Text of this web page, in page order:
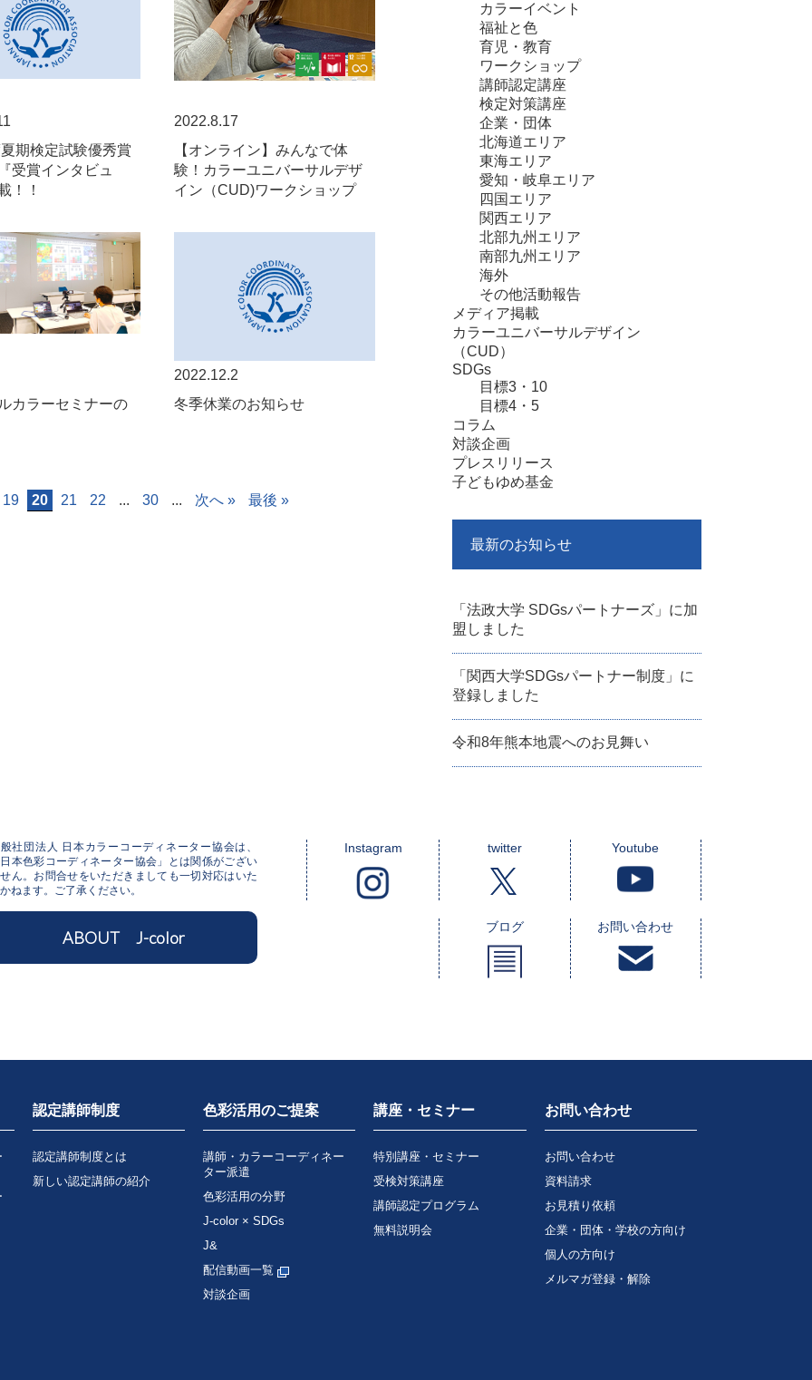
期検定試験優秀賞
受賞インタビュ
！！
2022.8.17
【オンライン】みんなで体
験！カラーユニバーサルデザ
イン（CUD)ワークショップ
カラーセミナーの
2022.12.2
冬季休業のお知らせ
19 20 21 22 ... 30 ... 次へ » 最後 »
カラーイベント
福祉と色
育児・教育
ワークショップ
講師認定講座
検定対策講座
企業・団体
北海道エリア
東海エリア
愛知・岐阜エリア
四国エリア
関西エリア
北部九州エリア
南部九州エリア
海外
その他活動報告
メディア掲載
カラーユニバーサルデザイン
（CUD）
SDGs
目標3・10
目標4・5
コラム
対談企画
プレスリリース
子どもゆめ基金
最新のお知らせ
「法政大学 SDGsパートナーズ」に加
盟しました
「関西大学SDGsパートナー制度」に
登録しました
令和8年熊本地震へのお見舞い
社団法人 日本カラーコーディネーター協会は、
本色彩コーディネーター協会」とは関係がござい
ん。お問合せをいただきましても一切対応はいた
ねます。ご了承ください。
ABOUT J-color
Instagram twitter Youtube
ブログ お問い合わせ
認定講師制度
認定講師制度とは
新しい認定講師の紹介
色彩活用のご提案
講師・カラーコーディネー
ター派遣
色彩活用の分野
J-color × SDGs
J&
配信動画一覧
対談企画
講座・セミナー
特別講座・セミナー
受検対策講座
講師認定プログラム
無料説明会
お問い合わせ
お問い合わせ
資料請求
お見積り依頼
企業・団体・学校の方向け
個人の方向け
メルマガ登録・解除